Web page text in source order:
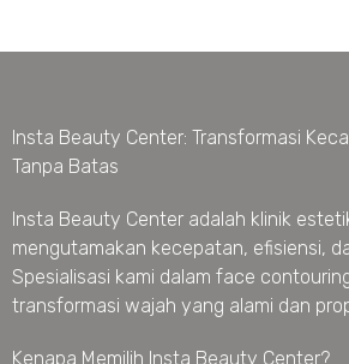
Insta Beauty Center: Transformasi
Tanpa Batas
Insta Beauty Center adalah klinik
mengutamakan kecepatan, efisiensi,
Spesialisasi kami dalam face
transformasi wajah yang alami dan
Kenapa Memilih Insta Beauty Center?